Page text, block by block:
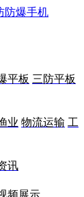
平板 三防平板
业 物流运输 工
讯
频展示